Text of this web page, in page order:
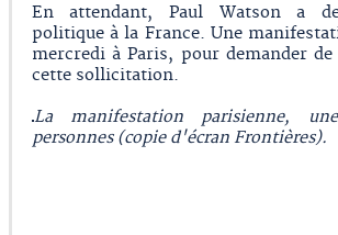
En attendant, Paul Watson a
politique à la France. Une
mercredi à Paris, pour demander
cette sollicitation.
La manifestation parisienne,
personnes (copie d'écran Frontières).